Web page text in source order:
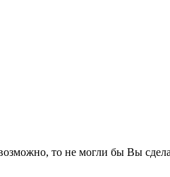
то не могли бы Вы